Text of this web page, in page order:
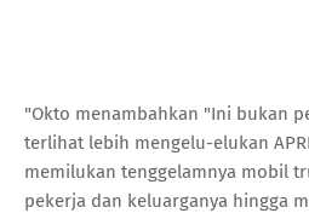
"Okto menambahkan "Ini bukan
terlihat lebih mengelu-elukan
memilukan tenggelamnya mobil
pekerja dan keluarganya hingga